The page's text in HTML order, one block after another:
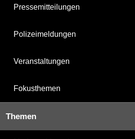
Pressemitteilungen
Polizeimeldungen
Veranstaltungen
Fokusthemen
Themen